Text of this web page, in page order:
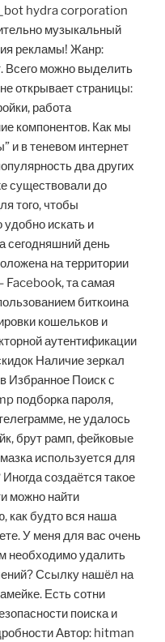
hydra corporation
музыкальный
рекламы! Жанр:
Всего можно выделить
открывает страницы:
работа
компонентов. Как мы
и в теневом интернет
два других
существовали до
того, чтобы
искать и
сегодняшний день
на территории
Facebook, та самая
биткоина
кошельков и
аутентификации
Наличие зеркал
Избранное Поиск с
подборка пароля,
не удалось
брут рамп, фейковые
используется для
создаётся такое
можно найти
будто вся наша
У меня для вас очень
необходимо удалить
Ссылку нашёл на
Есть сотни
поиска и
Автор: hitman